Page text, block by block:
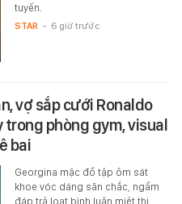
tuyến.
STAR - 6 giờ trước
vợ sắp cưới Ronaldo
trong phòng gym, visual
bai
Georgina mặc đồ tập ôm sát
khoe vóc dáng săn chắc, ngầm
đáp trả loạt bình luận miệt thị